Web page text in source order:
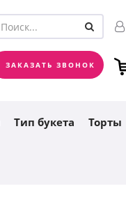
заказов
0 KZT
ЗАКАЗАТЬ ЗВОНОК
Тип букета Торты